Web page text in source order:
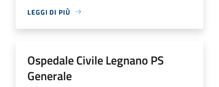
LEGGI DI PIÙ
Ospedale Civile Legnano PS
Generale